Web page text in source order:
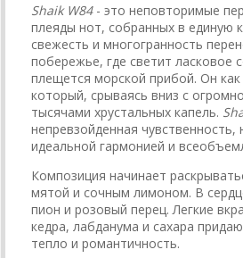
Shaik W84 - это неповторимые
плеяды нот, собранных в единую
свежесть и многогранность
побережье, где светит ласковое
плещется морской прибой. Он
который, срываясь вниз с
тысячами хрустальных капель.
непревзойденная чувственность,
идеальной гармонией и
Композиция начинает
мятой и сочным лимоном. В
пион и розовый перец. Легкие
кедра, лабданума и сахара
тепло и романтичность.